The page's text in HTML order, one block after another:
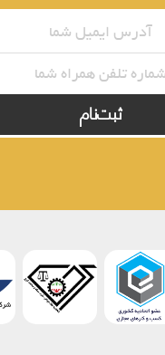
ثبت‌نام